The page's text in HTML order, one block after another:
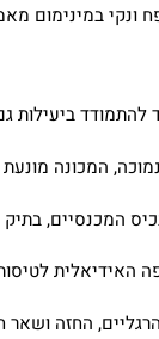
ונקי במינימום
להתמודד
המכונה
המכנסיים,
האידיאלית
החזה ושאר